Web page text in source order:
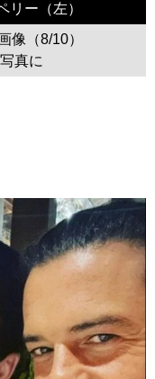
リー（左）
像（8/10）
真に